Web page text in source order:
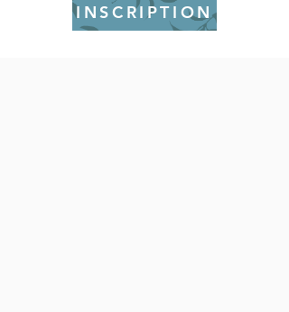
INSCRIPTION